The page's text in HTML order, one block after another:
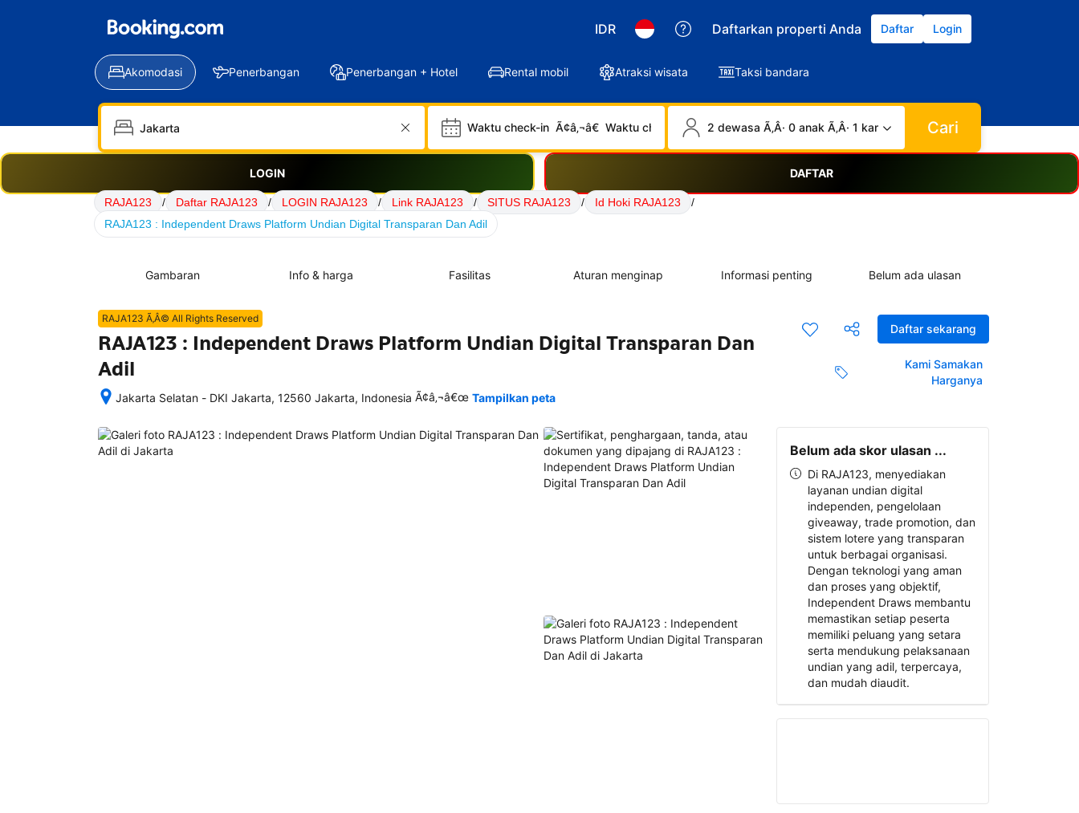
IDR Daftarkan properti Anda Daftar Login
Akomodasi Penerbangan Penerbangan + Hotel Rental mobil Atraksi wisata Taksi bandara
Waktu check-in Ã¢â‚¬â€ Waktu check-out 2 dewasa Ã‚Â· 0 anak Ã‚Â· 1 kamar Cari
LOGIN DAFTAR
RAJA123 / Daftar RAJA123 / LOGIN RAJA123 / Link RAJA123 / SITUS RAJA123 / Id Hoki RAJA123
/
RAJA123 : Independent Draws Platform Undian Digital Transparan Dan Adil
Gambaran Info & harga Fasilitas Aturan menginap Informasi penting Belum ada ulasan
Daftar sekarang
Kami Samakan
Harganya
RAJA123 Ã‚Â© All Rights Reserved
RAJA123 : Independent Draws Platform Undian Digital Transparan Dan
Adil
Jakarta Selatan - DKI Jakarta, 12560 Jakarta, Indonesia
memesan,
semua
Ã¢â‚¬â€œ Tampilkan peta
Belum ada skor ulasan ...
Di RAJA123, menyediakan
layanan undian digital
independen, pengelolaan
giveaway, trade promotion, dan
sistem lotere yang transparan
untuk berbagai organisasi.
Dengan teknologi yang aman
dan proses yang objektif,
Independent Draws membantu
memastikan setiap peserta
memiliki peluang yang setara
serta mendukung pelaksanaan
undian yang adil, terpercaya,
dan mudah diaudit.